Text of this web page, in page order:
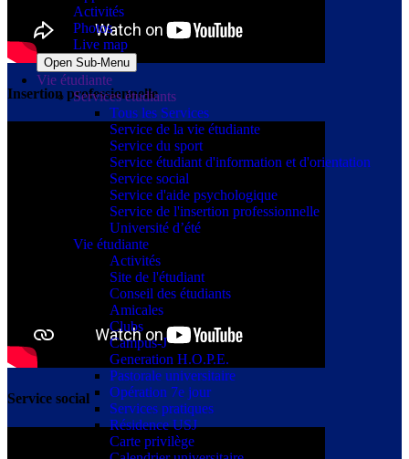
Activités
Photos
Live map
Open Sub-Menu
Vie étudiante
Services étudiants
Tous les Services
Service de la vie étudiante
Service du sport
Service étudiant d'information et d'orientation
Service social
Service d'aide psychologique
Service de l'insertion professionnelle
Université d’été
Vie étudiante
Activités
Site de l'étudiant
Conseil des étudiants
Amicales
Clubs
Campus-J
Generation H.O.P.E.
Pastorale universitaire
Opération 7e jour
Services pratiques
Résidence USJ
Carte privilège
Insertion professionnelle
Service social